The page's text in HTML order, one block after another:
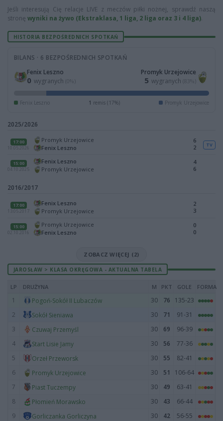
Jeśli interesują Cię relacje LIVE z meczów piłki nożnej, sprawdź naszą
stronę wyniki na żywo (Ekstraklasa, 1 liga, 2 liga oraz 3 i 4 liga).
HISTORIA BEZPOŚREDNICH SPOTKAŃ
BILANS · 6 BEZPOŚREDNICH SPOTKAŃ
Fenix Leszno
0 wygranych (0%)
Promyk Urzejowice
5 wygranych (83%)
Fenix Leszno 1 remis (17%) Promyk Urzejowice
2025/2026
17:00
10.05.2026
Promyk Urzejowice
Fenix Leszno
6
2
TV
15:00
04.10.2025
Fenix Leszno
Promyk Urzejowice
4
6
2016/2017
17:00
13.05.2017
Fenix Leszno
Promyk Urzejowice
2
3
15:00
02.10.2016
Promyk Urzejowice
Fenix Leszno
0
0
ZOBACZ WIĘCEJ (2)
JAROSŁAW > KLASA OKRĘGOWA - AKTUALNA TABELA
LP DRUŻYNA M PKT GOLE FORMA
1 Pogoń-Sokół II Lubaczów 30 76
135-23
2
Sokół Sieniawa 30 71
91-31
3
Czuwaj Przemyśl 30 69
96-39
4
Start Lisie Jamy 30 56
77-36
5
Orzeł Przeworsk 30 55
82-41
6
Promyk Urzejowice 30 51
106-64
7
Piast Tuczempy 30 49
63-41
8
Płomień Morawsko 30 43
66-44
9
Gorliczanka Gorliczyna 30 42
56-55